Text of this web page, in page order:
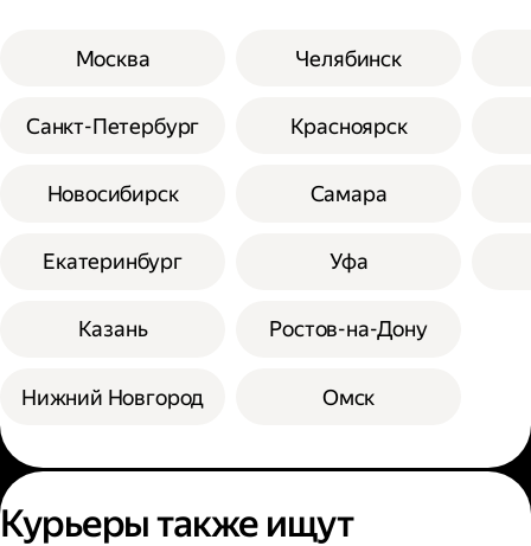
Москва
Санкт-Петербург
Новосибирск
Екатеринбург
Казань
Нижний Новгород
Челябинск
Красноярск
Самара
Уфа
Ростов-на-Дону
Омск
Курьеры также ищут